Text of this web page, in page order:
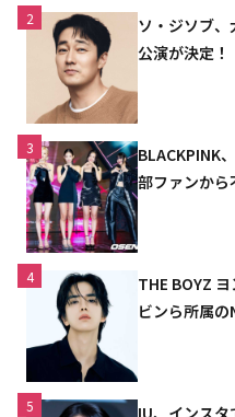
2
ソ・ジソブ
公演が決定！
3
BLACKPINK
部ファンか
4
THE BOYZ
ビンら所属
5